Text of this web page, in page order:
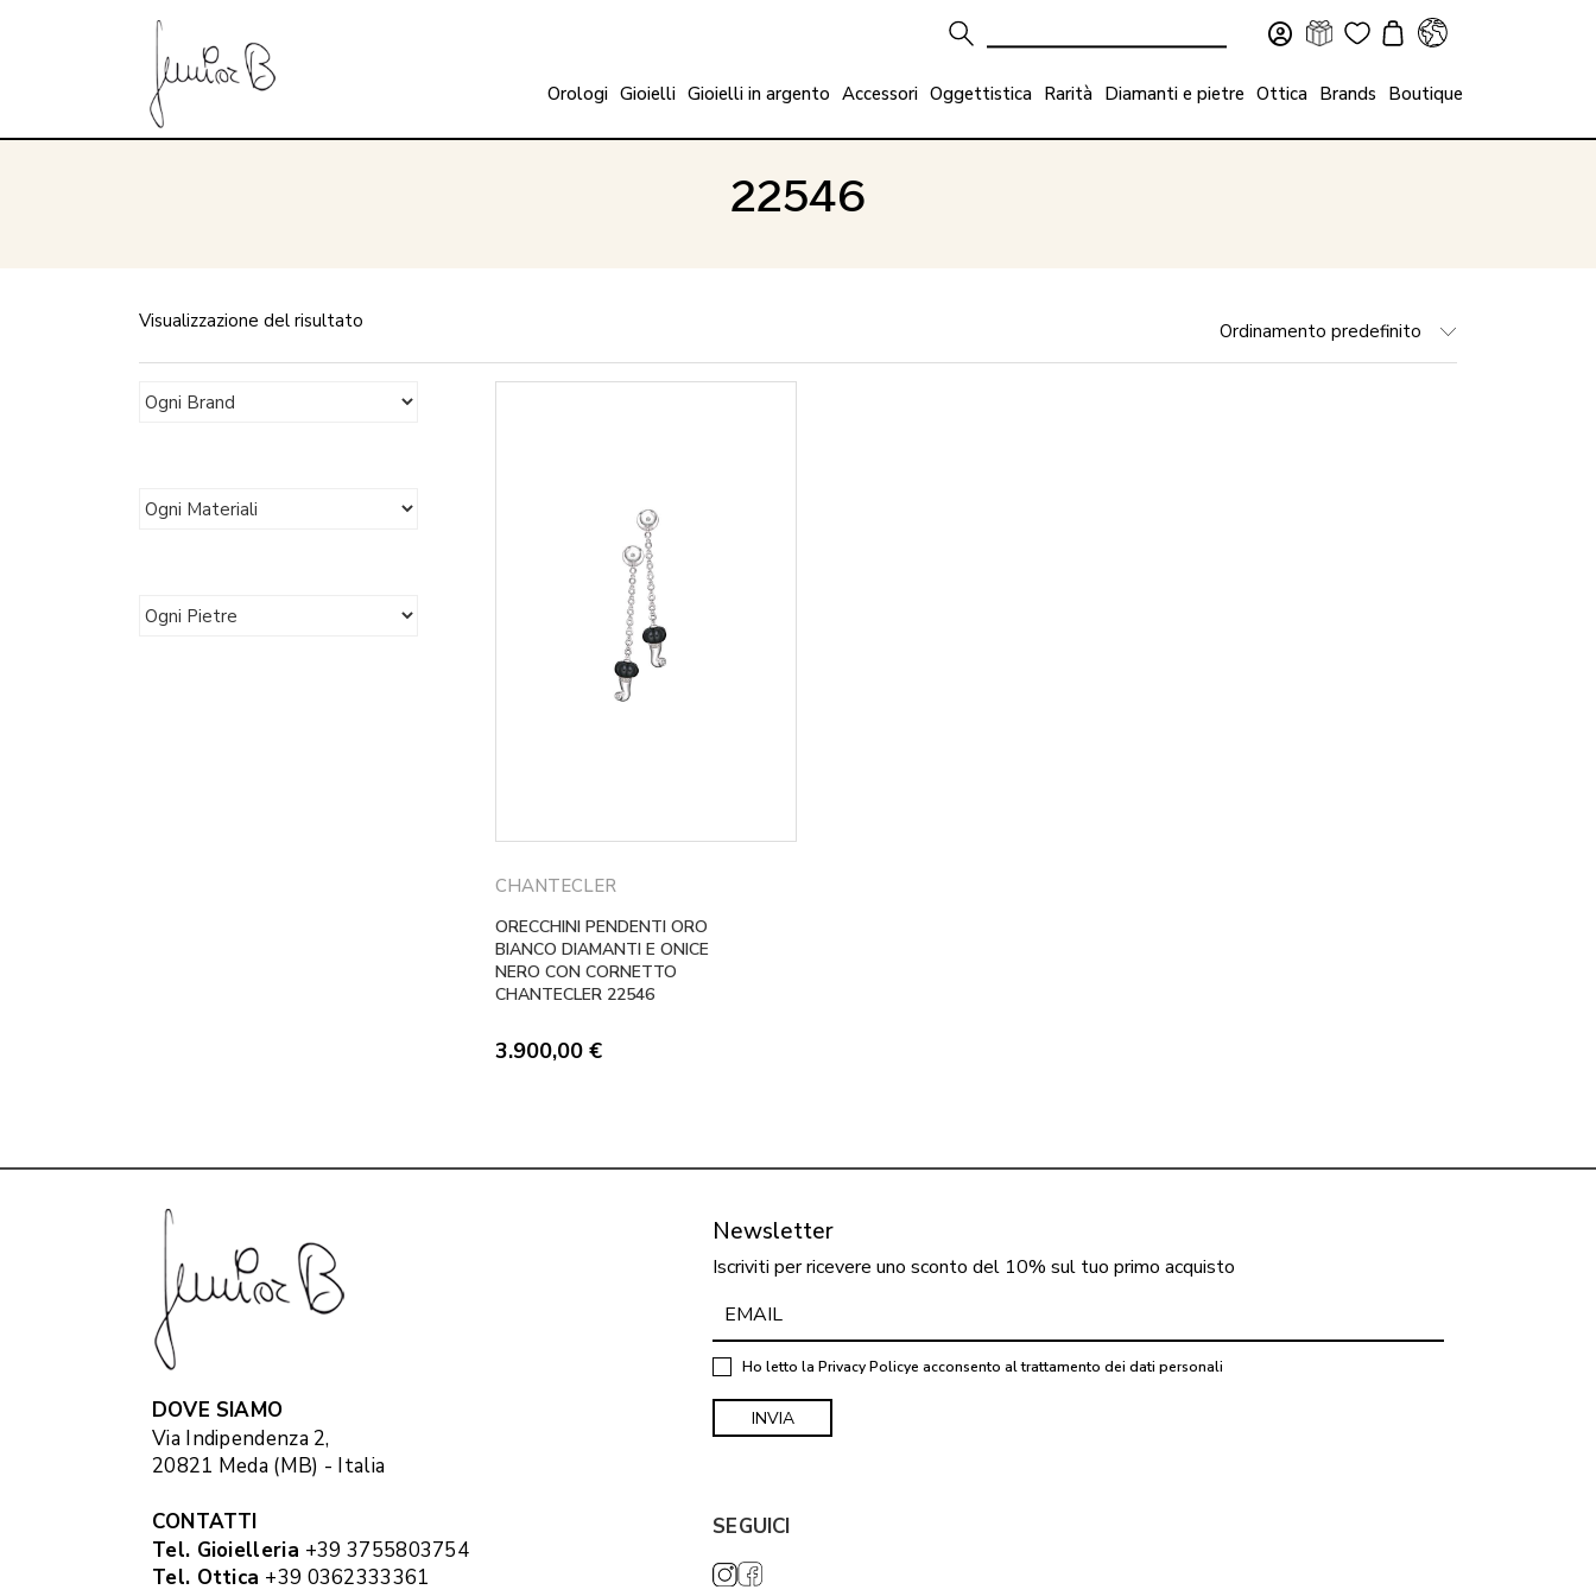
Orologi Gioielli Gioielli in argento Accessori Oggettistica Rarità Diamanti e pietre Ottica Brands Boutique
22546
Visualizzazione del risultato Ordinamento predefinito
CHANTECLER
ORECCHINI PENDENTI ORO
BIANCO DIAMANTI E ONICE
NERO CON CORNETTO
CHANTECLER 22546
3.900,00 €
DOVE SIAMO
Via Indipendenza 2,
20821 Meda (MB) - Italia
CONTATTI
Tel. Gioielleria +39 3755803754
Tel. Ottica +39 0362333361
Newsletter
Iscriviti per ricevere uno sconto del 10% sul tuo primo acquisto
Ho letto laPrivacy Policye acconsento al trattamento dei dati personali
SEGUICI